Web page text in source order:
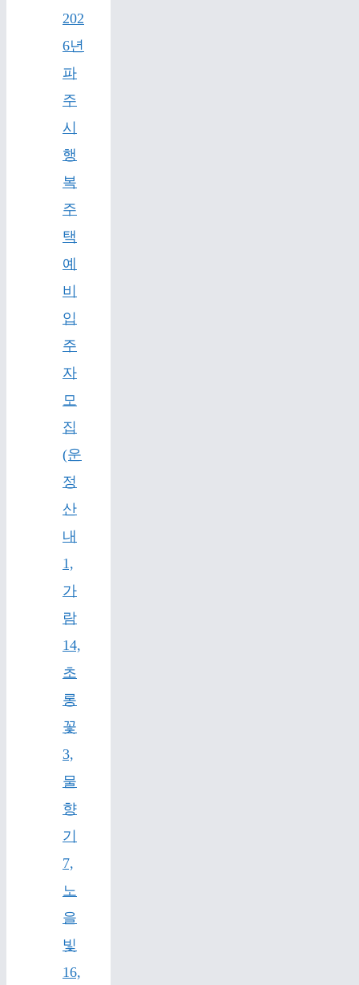
202
6년
파
주
시
행
복
주
택
예
비
입
주
자
모
집
(운
정
산
내
1,
가
람
14,
초
롱
꽃
3,
물
향
기
7,
노
을
빛
16,